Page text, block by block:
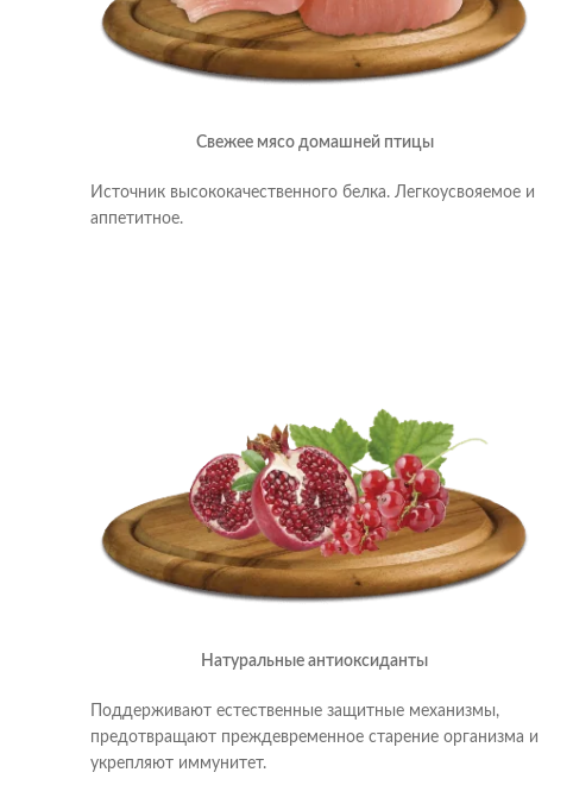
Свежее мясо домашней птицы
Источник высококачественного белка. Легкоусвояемое и
аппетитное.
Натуральные антиоксиданты
Поддерживают естественные защитные механизмы,
предотвращают преждевременное старение организма и
укрепляют иммунитет.